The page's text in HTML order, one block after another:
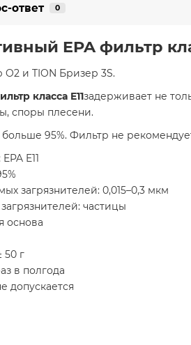
ответ 0
EPA фильтр
и TION Бризер 3S.
класса E11задерживает не
споры плесени.
95%. Фильтр не
E11
загрязнителей: 0,015–0,3 мкм
частицы
основа
50 г
в полгода
допускается